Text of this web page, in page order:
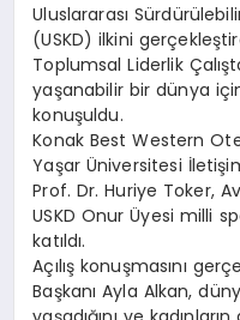
Uluslararası
(USKD) ilkini
Toplumsal Liderlik
yaşanabilir bir dünya
konuşuldu.
Konak Best Western
Yaşar Üniversitesi
Prof. Dr. Huriye Toker,
USKD Onur Üyesi milli
katıldı.
Açılış konuşmasını
Başkanı Ayla Alkan,